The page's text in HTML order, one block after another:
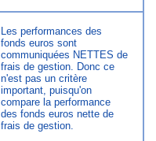
Les performances des
fonds euros sont
communiquées NETTES de
frais de gestion. Donc ce
n'est pas un critère
important, puisqu'on
compare la performance
des fonds euros nette de
frais de gestion.